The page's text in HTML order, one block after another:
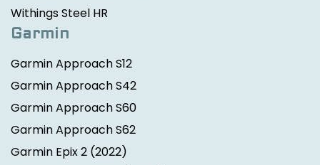
Withings Steel HR
Garmin
Garmin Approach S12
Garmin Approach S42
Garmin Approach S60
Garmin Approach S62
Garmin Epix 2 (2022)